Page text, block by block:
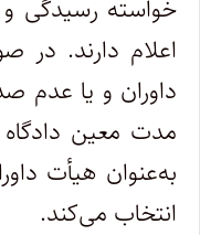
خواسته رسیدگی و
اعلام دارند. در
داوران و یا عدم
مدت معین
به‌عنوان هیأت
انتخاب می‌کند.